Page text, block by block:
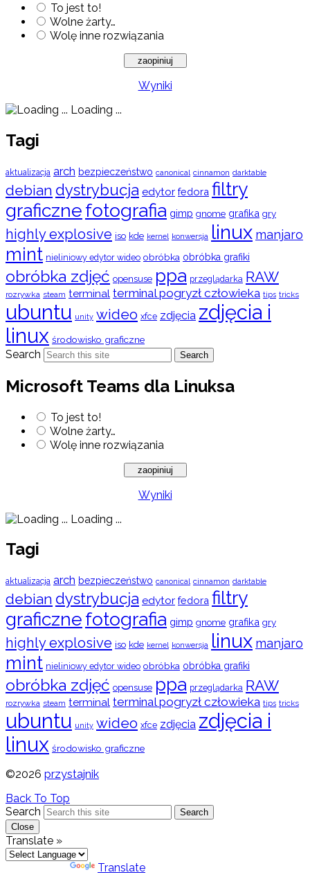
To jest to!
Wolne żarty…
Wolę inne rozwiązania
Wyniki
Loading ...
Tagi
aktualizacja arch bezpieczeństwo canonical cinnamon darktable
debian dystrybucja edytor fedora filtry
graficznefotografia gimp gnome grafika gry
highly explosive iso kde kernel konwersja linux manjaro
mint nieliniowy edytor wideo obróbka obróbka grafiki
obróbka zdjęć opensuse ppa przeglądarka RAW
rozrywka steam terminal terminal pogryzł człowieka tips tricks
ubuntu unity wideo xfce zdjęcia zdjęcia i
linux środowisko graficzne
Search Search
Microsoft Teams dla Linuksa
To jest to!
Wolne żarty…
Wolę inne rozwiązania
Wyniki
Loading ...
Tagi
aktualizacja arch bezpieczeństwo canonical cinnamon darktable
debian dystrybucja edytor fedora filtry
graficznefotografia gimp gnome grafika gry
highly explosive iso kde kernel konwersja linux manjaro
mint nieliniowy edytor wideo obróbka obróbka grafiki
obróbka zdjęć opensuse ppa przeglądarka RAW
rozrywka steam terminal terminal pogryzł człowieka tips tricks
ubuntu unity wideo xfce zdjęcia zdjęcia i
linux środowisko graficzne
©2026 przystajnik
Back To Top
Search
Search
Close
Translate »
Translate